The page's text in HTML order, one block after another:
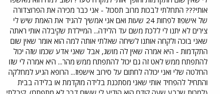
אותי??? התחלתי לבכות מרוב תסכול - אני כבר מכירה את הפרוצדורה
של אישפוז לפחות 24 שעות ואם אני אמשיך להגיד את האמת שיש לי
צירים לא יתנו לי ללכת משם עד הלידה... המיילדת שקיבלה אותי ראתה
שאני בוכה ולקחה אותנו לשיחה שאלתי אותה למה הוא אומר שאין שום
התקדמות - היא אמרה שאין לה מושג, אבל שאני אדע שכמו שזה יכול
להתפתח ממש לאט זה גם יכול להתפתח ממש מהר... היא אמרה לי שזו
החלטה שלי ואני יכולה לחתום על סירוב אישפוז... הרופא הגיע למחלקה
והתחיל להפחיד אותי שאני מסתכנת בלידה מוקדמת או בלידה בבית